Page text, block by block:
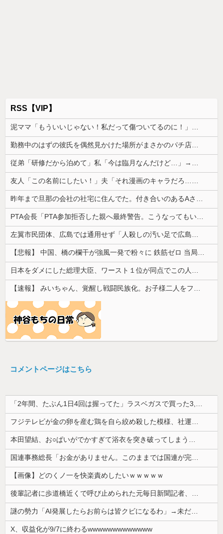
RSS【VIP】
泥ママ「もういいじゃない！私だって傷ついてるのに！」→盗みを責められた泥ママがまさかの被害者アピール。その言い分に周囲から笑いが漏れてしまい…
勤務中のはずの彼氏を偶然見かけた場所がまさかのパチ店だった。楽しそうな姿を見た私は思わず固まり…
従弟「研修だから泊めて」私「今は臨月なんだけど…」→断りきれず了承したら、さらに図々しい要求まで飛び出して…
友人「この名前にしたい！」夫「それ漫画のキャラだろ…」→子供の名付けを巡って夫婦が大揉めになり…
昨年まで旦那の会社の社宅に住んでた。付き合いのあるAさんから友達扱いされるのが不愉快で返答がずれてる
PTA会長「PTA参加拒否した親へ最終警告。こうなってもいい？」
左翼市民団体、広島では通用せず「人殺しの汚い足で広島の土を踏むな！」→広島県民「お前らの方が汚いんじゃ！」「ワシらが広島県民じゃ」
【悲報】 中国、橋の欄干が強風一発で粉々に 鉄筋ゼロ 当局「接着剤でくっつけただけ」「正常で、品質問題はない」
日本をダメにした総理大臣、ワースト１位が同点でこの人ｗｗｗｗｗｗ
【速報】 みいちゃん、覚醒し戦闘民族化。お子様二人をフルボッコにしてしまう
コメントページはこちら
「2年間、たぶん1日4回は握ってた」ラスベガスで買った3,000円のキーホルダーを調べたら
フジテレビが金の卵を産む鶏を自ら絞め殺した模様、社運を賭けたドル箱コンテンツが御蔵入りになってしまい……
本田望結、お○ぱいがでかすぎて浴衣を突き破ってしまう…
国連事務総長「お金がありません。このままでは国連が完全崩壊します。助けて下さい」
【画像】どのくノ一を快楽責めしたいｗｗｗｗｗ
後輩記者に歩道橋近くで呼び止められた元毎日新聞記者、「元毎日と名乗ってSNSで活動するな」と要求されてしまい……
謎の勢力「AI発展したらお前らは皆クビになるわ」→未だかつてAIのせいで失業したG民が0人の理由
X、収益化が9/7に終わるwwwwwwwwwwwww